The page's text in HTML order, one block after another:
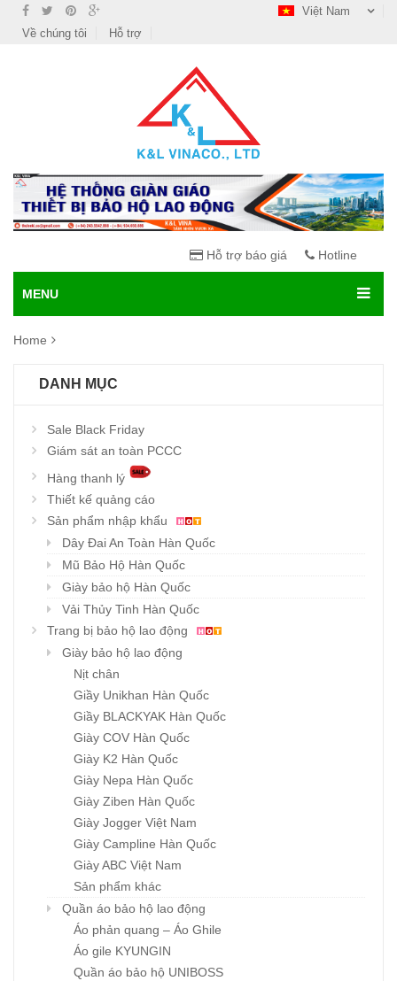
Việt Nam
Về chúng tôi
Hỗ trợ
Hỗ trợ báo giá Hotline
MENU
Home
DANH MỤC
Sale Black Friday
Giám sát an toàn PCCC
Hàng thanh lý
Thiết kế quảng cáo
Sản phẩm nhập khẩu
Dây Đai An Toàn Hàn Quốc
Mũ Bảo Hộ Hàn Quốc
Giày bảo hộ Hàn Quốc
Vải Thủy Tinh Hàn Quốc
Trang bị bảo hộ lao động
Giày bảo hộ lao động
Nịt chân
Giầy Unikhan Hàn Quốc
Giầy BLACKYAK Hàn Quốc
Giày COV Hàn Quốc
Giày K2 Hàn Quốc
Giày Nepa Hàn Quốc
Giày Ziben Hàn Quốc
Giày Jogger Việt Nam
Giày Campline Hàn Quốc
Giày ABC Việt Nam
Sản phẩm khác
Quần áo bảo hộ lao động
Áo phản quang – Áo Ghile
Áo gile KYUNGIN
Quần áo bảo hộ UNIBOSS